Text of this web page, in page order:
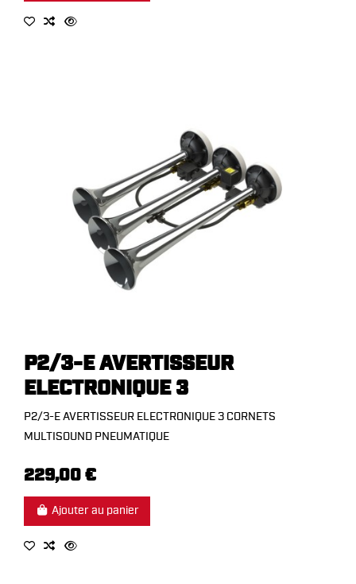
P2/3-E AVERTISSEUR
ELECTRONIQUE 3
P2/3-E AVERTISSEUR ELECTRONIQUE 3 CORNETS
MULTISOUND PNEUMATIQUE
229,00 €
Ajouter au panier